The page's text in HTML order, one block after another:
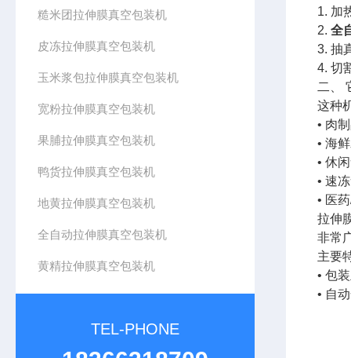
糙米团拉伸膜真空包装机
皮冻拉伸膜真空包装机
玉米浆包拉伸膜真空包装机
宽粉拉伸膜真空包装机
果脯拉伸膜真空包装机
鸭货拉伸膜真空包装机
地黄拉伸膜真空包装机
全自动拉伸膜真空包装机
黄精拉伸膜真空包装机
TEL-PHONE
1. 加
2. 全
3. 抽
4. 切
二、
这种
• 肉
• 海
• 休
• 速
• 医
拉伸
非常
主要
• 包
• 自